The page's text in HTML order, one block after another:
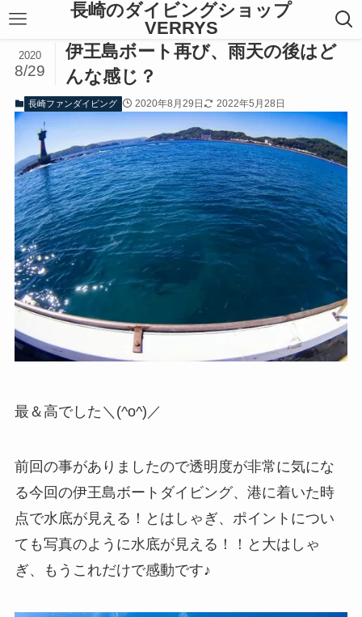
長崎のダイビングショップ
VERRYS
伊王島ボート再び、雨天の後はど
んな感じ？
2020
8/29
長崎ファンダイビング 2020年8月29日 2022年5月28日
最＆高でした＼(^o^)／
前回の事がありましたので透明度が非常に気にな
る今回の伊王島ボートダイビング、港に着いた時
点で水底が見える！とはしゃぎ、ポイントについ
ても写真のように水底が見える！！と大はしゃ
ぎ、もうこれだけで感動です♪